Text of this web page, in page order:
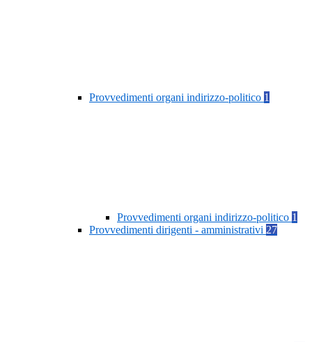
Provvedimenti organi indirizzo-politico 1
Provvedimenti organi indirizzo-politico 1
Provvedimenti dirigenti - amministrativi 27